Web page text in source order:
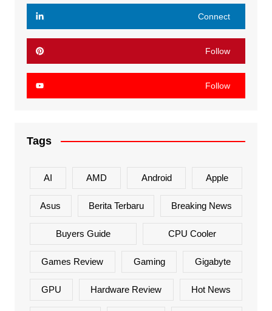
Connect
Follow
Follow
Tags
AI AMD Android Apple
Asus Berita Terbaru Breaking News
Buyers Guide CPU Cooler
Games Review Gaming Gigabyte
GPU Hardware Review Hot News